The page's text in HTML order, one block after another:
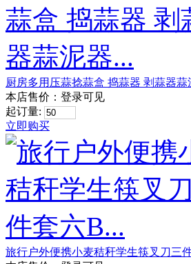
厨房多用压蒜捻蒜盒 捣蒜器 剥蒜器蒜
本店售价： 登录可见
起订量:
立即购买
旅行户外便携小麦秸秆学生筷叉刀三